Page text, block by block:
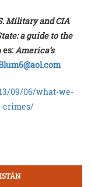
Military and CIA
a guide to the
America’s
09/06/what-we-
crimes/